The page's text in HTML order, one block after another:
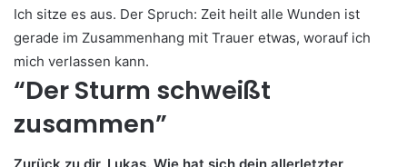
Ich sitze es aus. Der Spruch: Zeit heilt alle Wunden ist
gerade im Zusammenhang mit Trauer etwas, worauf ich
mich verlassen kann.
“Der Sturm schweißt
zusammen”